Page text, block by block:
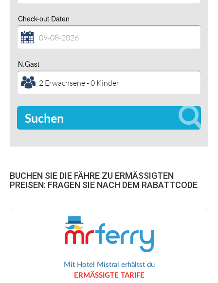
Check-out Daten
N.Gast
Suchen
BUCHEN SIE DIE FÄHRE ZU ERMÄSSIGTEN
PREISEN: FRAGEN SIE NACH DEM RABATTCODE